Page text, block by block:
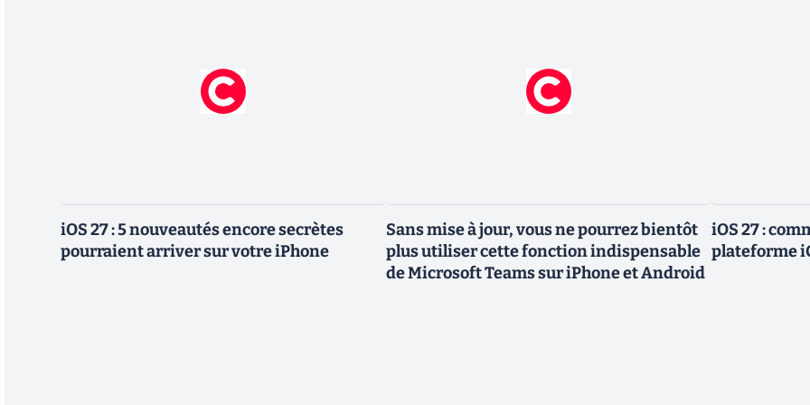
iOS 27 : 5 nouveautés encore secrètes
pourraient arriver sur votre iPhone
Sans mise à jour, vous ne pourrez bientôt
plus utiliser cette fonction indispensable
de Microsoft Teams sur iPhone et Android
iOS 27 :
plateforme